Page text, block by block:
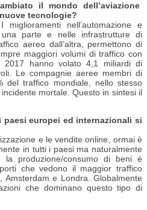
il mondo dell’aviazione
tecnologie?
nell’automazione e
parte e nelle infrastrutture di
aereo dall’altra, permettono di
maggiori volumi di traffico con
2017 hanno volato 4,1 miliardi di
Le compagnie aeree membri di
del traffico mondiale, nello stesso
mortale. Questo in sintesi il
europei ed internazionali si
e le vendite online, ormai è
in tutti i paesi ma naturalmente
produzione/consumo di beni è
che vedono il maggior traffico
Amsterdam e Londra. Globalmente
che dominano questo tipo di